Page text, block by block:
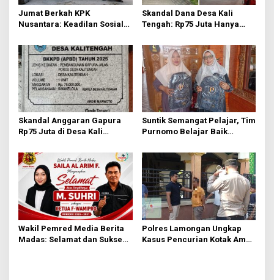
Jumat Berkah KPK
Nusantara: Keadilan Sosial
Empati
Skandal Dana Desa Kali
Tengah: Rp75 Juta Hanya
Sayap Gapura, Kades Akui
Tak Tahu Detail
Skandal Anggaran Gapura
Rp75 Juta di Desa Kali
Wartawan Temukan
Kejanggalan
Suntik Semangat Pelajar, Tim
Purnomo Belajar Baik
untuk Siswa Yatim dan
Dhuafa di Lamongan
Wakil Pemred Media Berita
Madas: Selamat dan Sukses
Polres Lamongan Ungkap
Kasus Pencurian Kotak Amal